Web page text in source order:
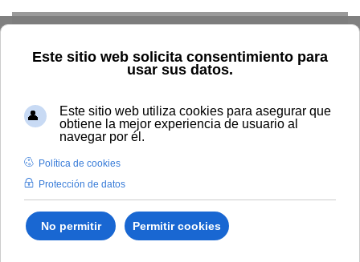
Inicio Innovación
Conocimiento abierto y difusión
Recursos Educativos en abierto
"Repositorios institucionales de contenido educativo: gestión de
materiales para la docencia y aprendizaje" (#webinarsUNIA)